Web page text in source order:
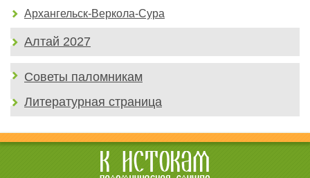
Архангельск-Веркола-Сура
Алтай 2027
Советы паломникам
Литературная страница